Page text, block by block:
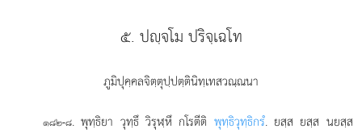
๕. ปฺจโม ปริจฺเฉโท
ภูมิปุคฺคลจิตฺตุปฺปตฺตินิทฺเทสวณฺณนา
๑๘๒-๘. พุทฺธิยา วุทฺธึ วิรุฬฺหึ กโรตีติ พุทฺธิวุทฺธิกรํ. ยสฺส ยสฺส นยสฺส